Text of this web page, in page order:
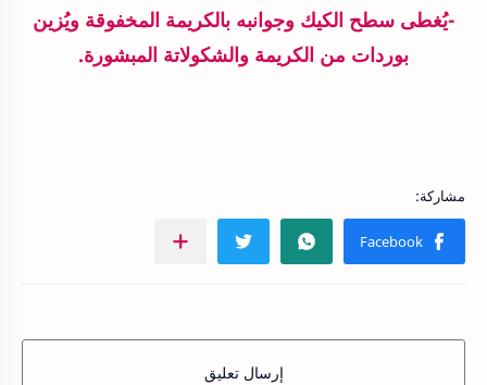
-يُغطى سطح الكيك وجوانبه بالكريمة المخفوقة ويُزين
بوردات من الكريمة والشكولاتة المبشورة.
إرسال تعليق